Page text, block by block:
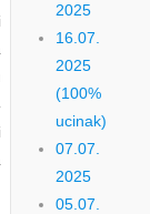
2025
16.07.
2025
(100%
ucinak)
07.07.
2025
05.07.